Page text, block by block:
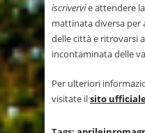
iscrivervie attendere
mattinata diversa per
delle città e ritrovarsi
incontaminata delle
Per ulteriori
visitate ilsito